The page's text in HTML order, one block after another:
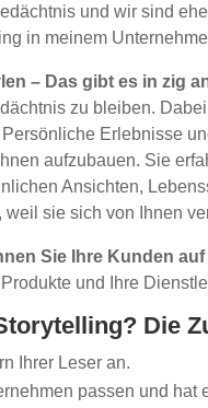
und wir sind
in meinem
– Das gibt es in zig
zu bleiben.
Persönliche Erlebnisse
aufzubauen. Sie
Ansichten,
weil sie sich von Ihnen
Sie Ihre Kunden
und Ihre
Die
Ihrer Leser an.
passen und hat